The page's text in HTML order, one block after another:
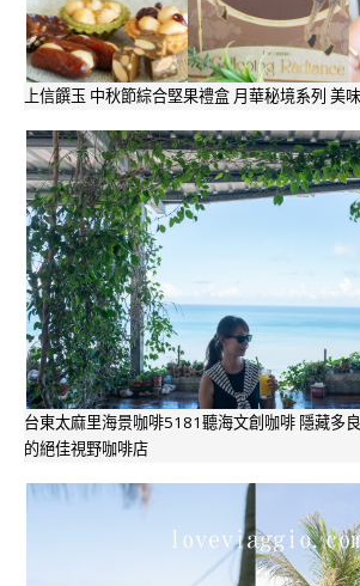
上信饌玉 中秋節綜合堅果禮盒 月華秘境系列 美
台東太麻里海景咖啡5181聽海文創咖啡 隱藏多
的絕佳視野咖啡店